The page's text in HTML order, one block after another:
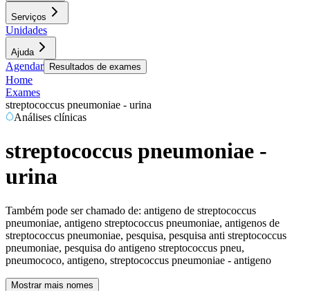
Serviços
Unidades
Ajuda
Agendar Resultados de exames
Home
Exames
streptococcus pneumoniae - urina
Análises clínicas
streptococcus pneumoniae -
urina
Também pode ser chamado de: antigeno de streptococcus
pneumoniae, antigeno streptococcus pneumoniae, antigenos de
streptococcus pneumoniae, pesquisa, pesquisa anti streptococcus
pneumoniae, pesquisa do antigeno streptococcus pneu,
pneumococo, antigeno, streptococcus pneumoniae - antigeno
Mostrar mais nomes